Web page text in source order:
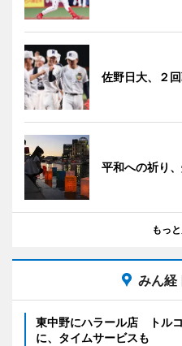
佐野日大、２
平和への祈り
もっ
みん経
東中野にハラール店 トル
に、タイムサービスも